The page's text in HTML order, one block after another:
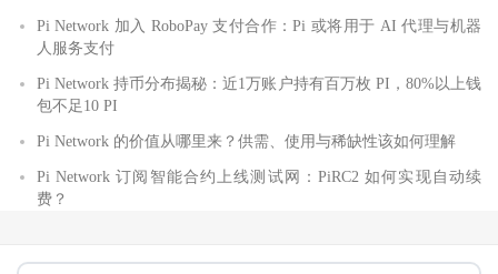
Pi Network 加入 RoboPay 支付合作：Pi 或将用于 AI 代理与机器
人服务支付
Pi Network 持币分布揭秘：近1万账户持有百万枚 PI，80%以上钱
包不足10 PI
Pi Network 的价值从哪里来？供需、使用与稀缺性该如何理解
Pi Network 订阅智能合约上线测试网：PiRC2 如何实现自动续
费？